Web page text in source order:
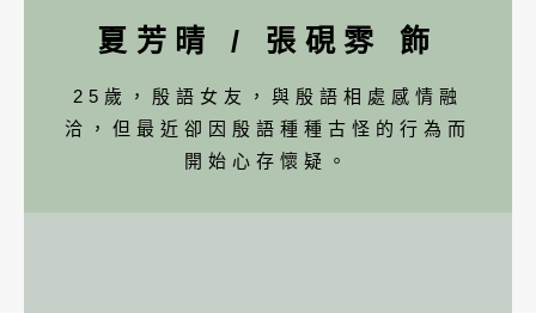
夏芳晴 / 張硯雰 飾
25歲，殷語女友，與殷語相處感情融
洽，但最近卻因殷語種種古怪的行為而
開始心存懷疑。